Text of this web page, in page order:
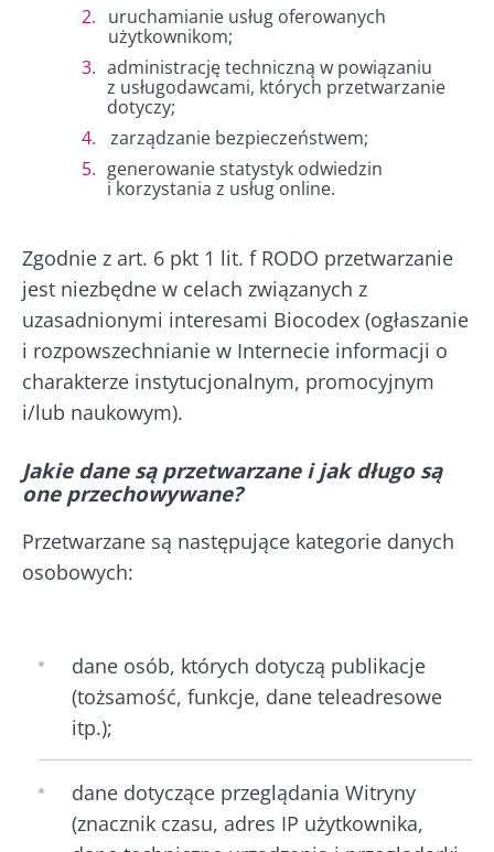
uruchamianie usług oferowanych
użytkownikom;
administrację techniczną w powiązaniu
z usługodawcami, których przetwarzanie
dotyczy;
zarządzanie bezpieczeństwem;
generowanie statystyk odwiedzin
i korzystania z usług online.
Zgodnie z art. 6 pkt 1 lit. f RODO przetwarzanie
jest niezbędne w celach związanych z
uzasadnionymi interesami Biocodex (ogłaszanie
i rozpowszechnianie w Internecie informacji o
charakterze instytucjonalnym, promocyjnym
i/lub naukowym).
Jakie dane są przetwarzane i jak długo są
one przechowywane?
Przetwarzane są następujące kategorie danych
osobowych:
dane osób, których dotyczą publikacje
(tożsamość, funkcje, dane teleadresowe
itp.);
dane dotyczące przeglądania Witryny
(znacznik czasu, adres IP użytkownika,